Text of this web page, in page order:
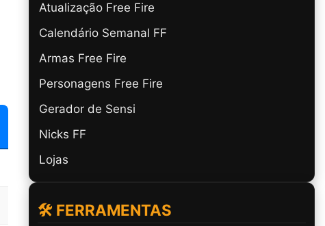
Atualização Free Fire
Calendário Semanal FF
Armas Free Fire
Personagens Free Fire
Gerador de Sensi
Nicks FF
Lojas
🛠️ FERRAMENTAS